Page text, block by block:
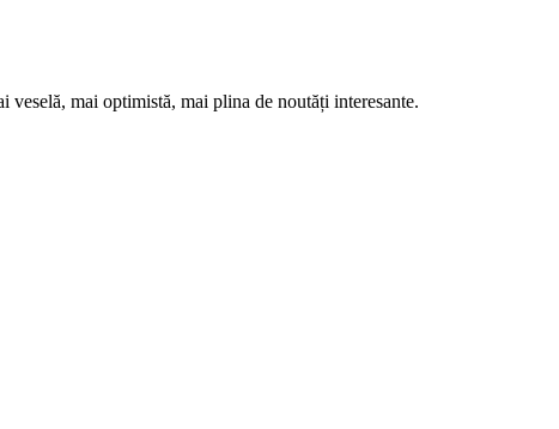
mai optimistă, mai plina de noutăți interesante.